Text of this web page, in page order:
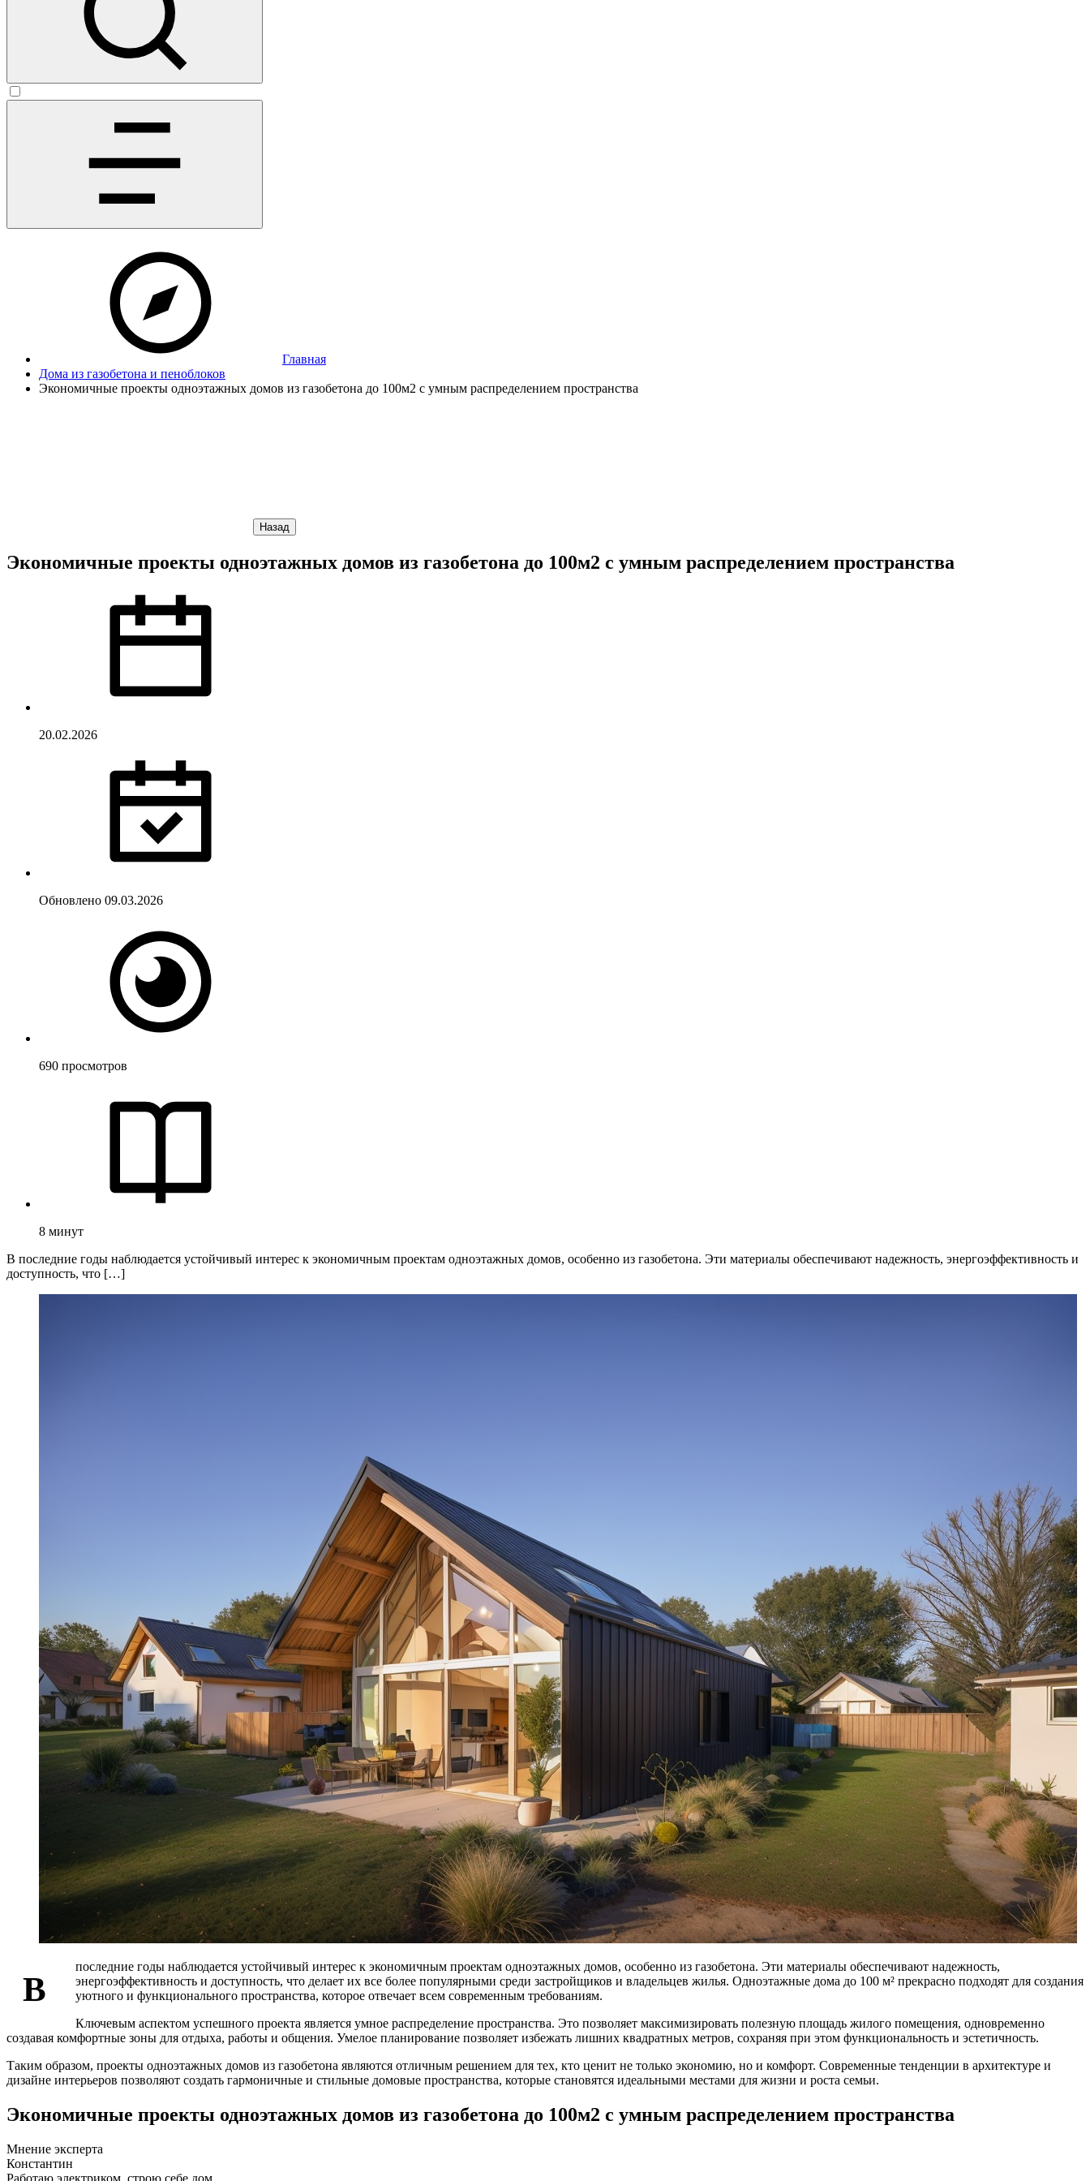
Главная
Дома из газобетона и пеноблоков
Экономичные проекты одноэтажных домов из газобетона до 100м2 с умным распределением пространства
Назад
Экономичные проекты одноэтажных домов из газобетона до 100м2 с умным распределением пространства
20.02.2026
Обновлено 09.03.2026
690 просмотров
8 минут
В последние годы наблюдается устойчивый интерес к экономичным проектам одноэтажных домов, особенно из газобетона. Эти материалы обеспечивают надежность, энергоэффективность и
доступность, что […]
В
последние годы наблюдается устойчивый интерес к экономичным проектам одноэтажных домов, особенно из газобетона. Эти материалы обеспечивают надежность,
энергоэффективность и доступность, что делает их все более популярными среди застройщиков и владельцев жилья. Одноэтажные дома до 100 м² прекрасно подходят для создания
уютного и функционального пространства, которое отвечает всем современным требованиям.
Ключевым аспектом успешного проекта является умное распределение пространства. Это позволяет максимизировать полезную площадь жилого помещения, одновременно
создавая комфортные зоны для отдыха, работы и общения. Умелое планирование позволяет избежать лишних квадратных метров, сохраняя при этом функциональность и эстетичность.
Таким образом, проекты одноэтажных домов из газобетона являются отличным решением для тех, кто ценит не только экономию, но и комфорт. Современные тенденции в архитектуре и
дизайне интерьеров позволяют создать гармоничные и стильные домовые пространства, которые становятся идеальными местами для жизни и роста семьи.
Экономичные проекты одноэтажных домов из газобетона до 100м2 с умным распределением пространства
Мнение эксперта
Константин
Работаю электриком, строю себе дом.